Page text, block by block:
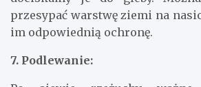
przesypać warstwę ziemi na
im odpowiednią ochronę.
7. Podlewanie: